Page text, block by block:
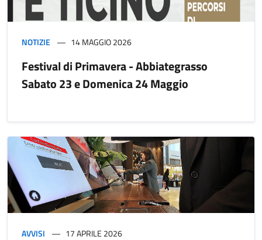
NOTIZIE 14 MAGGIO 2026
Festival di Primavera - Abbiategrasso
Sabato 23 e Domenica 24 Maggio
AVVISI 17 APRILE 2026